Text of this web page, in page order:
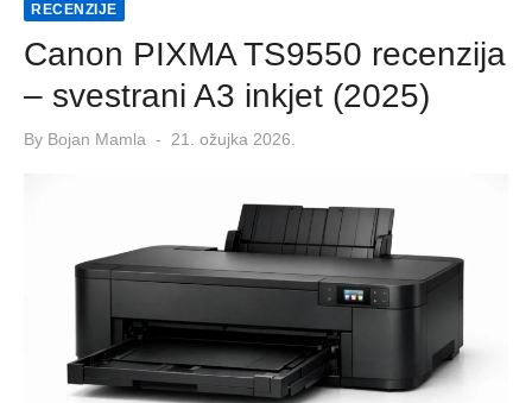
RECENZIJE
Canon PIXMA TS9550 recenzija
– svestrani A3 inkjet (2025)
By Bojan Mamla
Posted
21. ožujka 2026.